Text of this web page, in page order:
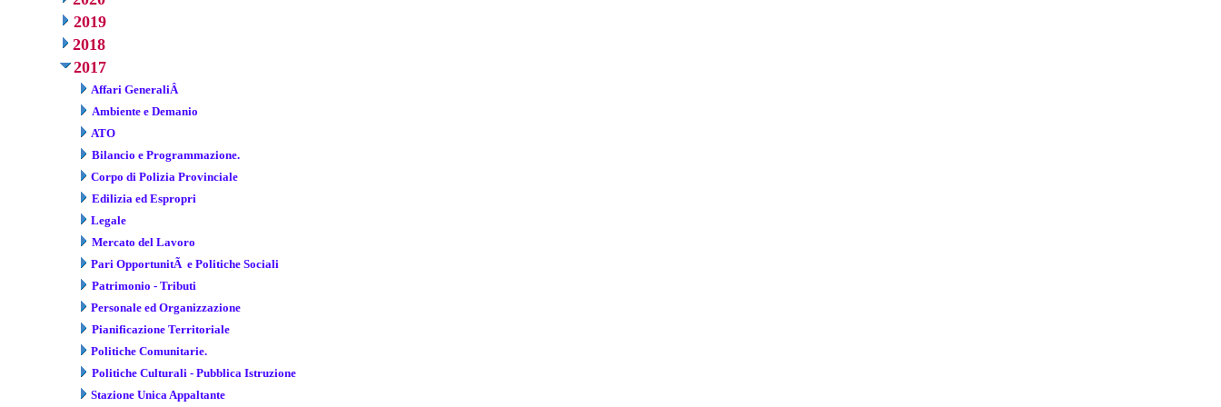
2019
2018
2017
Affari GeneraliÂ
Ambiente e Demanio
ATO
Bilancio e Programmazione.
Corpo di Polizia Provinciale
Edilizia ed Espropri
Legale
Mercato del Lavoro
Pari OpportunitÃ e Politiche Sociali
Patrimonio - Tributi
Personale ed Organizzazione
Pianificazione Territoriale
Politiche Comunitarie.
Politiche Culturali - Pubblica Istruzione
Stazione Unica Appaltante